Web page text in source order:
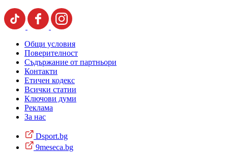
Общи условия
Поверителност
Съдържание от партньори
Контакти
Етичен кодекс
Всички статии
Ключови думи
Реклама
За нас
Dsport.bg
9meseca.bg